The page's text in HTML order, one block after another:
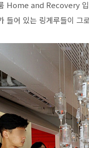
Home and Recovery
들어 있는 링게루들이 그